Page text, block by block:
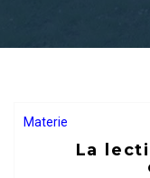
Materie
La